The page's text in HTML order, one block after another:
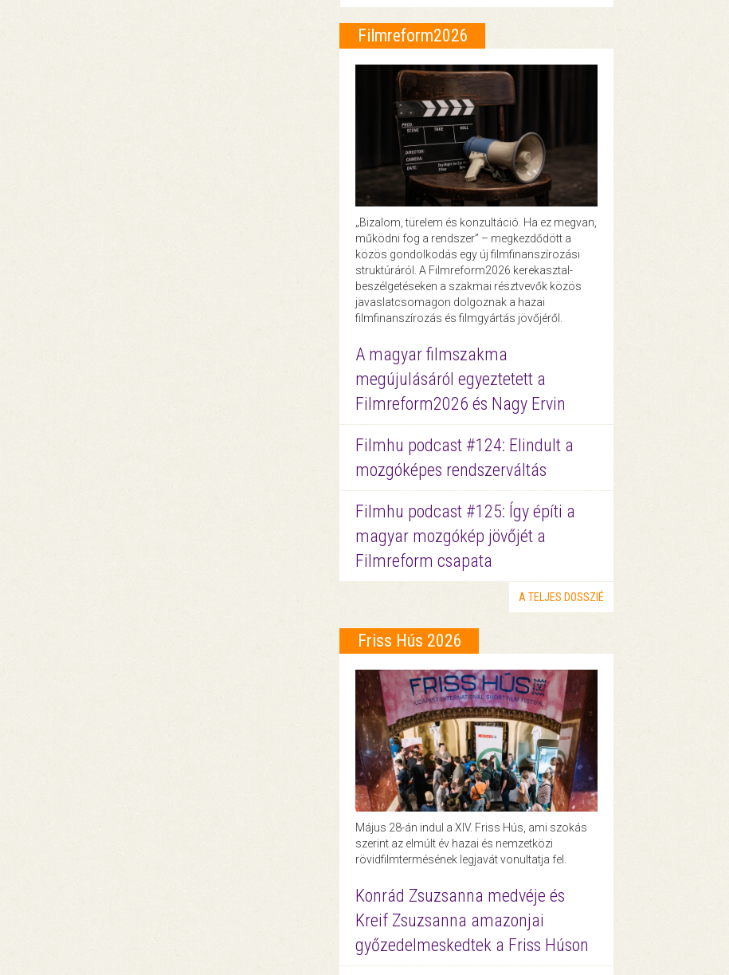
Filmreform2026
„Bizalom, türelem és konzultáció. Ha ez megvan,
működni fog a rendszer” – megkezdődött a
közös gondolkodás egy új filmfinanszírozási
struktúráról. A Filmreform2026 kerekasztal-
beszélgetéseken a szakmai résztvevők közös
javaslatcsomagon dolgoznak a hazai
filmfinanszírozás és filmgyártás jövőjéről.
A magyar filmszakma
megújulásáról egyeztetett a
Filmreform2026 és Nagy Ervin
Filmhu podcast #124: Elindult a
mozgóképes rendszerváltás
Filmhu podcast #125: Így építi a
magyar mozgókép jövőjét a
Filmreform csapata
A TELJES DOSSZIÉ
Friss Hús 2026
Május 28-án indul a XIV. Friss Hús, ami szokás
szerint az elmúlt év hazai és nemzetközi
rövidfilmtermésének legjavát vonultatja fel.
Konrád Zsuzsanna medvéje és
Kreif Zsuzsanna amazonjai
győzedelmeskedtek a Friss Húson